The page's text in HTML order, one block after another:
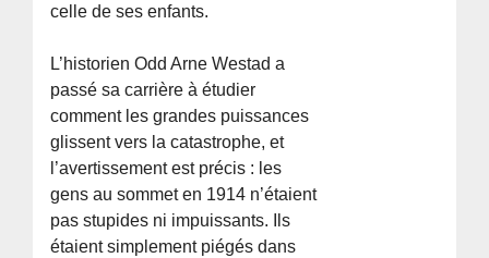
celle de ses enfants.
L’historien Odd Arne Westad a
passé sa carrière à étudier
comment les grandes puissances
glissent vers la catastrophe, et
l’avertissement est précis : les
gens au sommet en 1914 n’étaient
pas stupides ni impuissants. Ils
étaient simplement piégés dans